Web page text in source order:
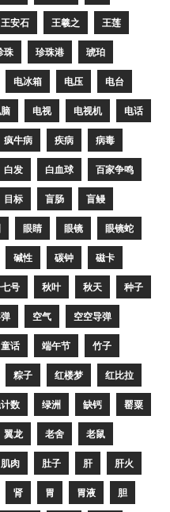
王安石 王羲之 王莲
珠 珍珠港 琥珀
电冰箱 电压 电台
电视 电视机 电话
疯牛病 疾病 病毒
白发 白血球 百家争鸣
目标 盲肠 盲鳗
眼睛 眼镜 眼镜蛇
碱性 碳钟 磁卡
号 秋叶 秋天 种子
空气 空空导弹
童话 端午节 竹子
粽子 红楼梦 红比拉
数 绿洲 缺钙 罂粟
翼龙 老舍 老鼠
肌肉 肚子 肝 肝火
肾 胃 胃液 胆